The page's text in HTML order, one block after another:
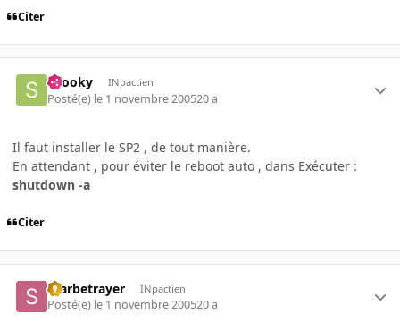
Citer
snooky INpactien
Posté(e) le 1 novembre 200520 a
Il faut installer le SP2 , de tout manière.
En attendant , pour éviter le reboot auto , dans Exécuter :
shutdown -a
Citer
Starbetrayer INpactien
Posté(e) le 1 novembre 200520 a